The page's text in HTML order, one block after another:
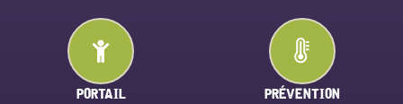
PORTAIL
PRÉVENTION